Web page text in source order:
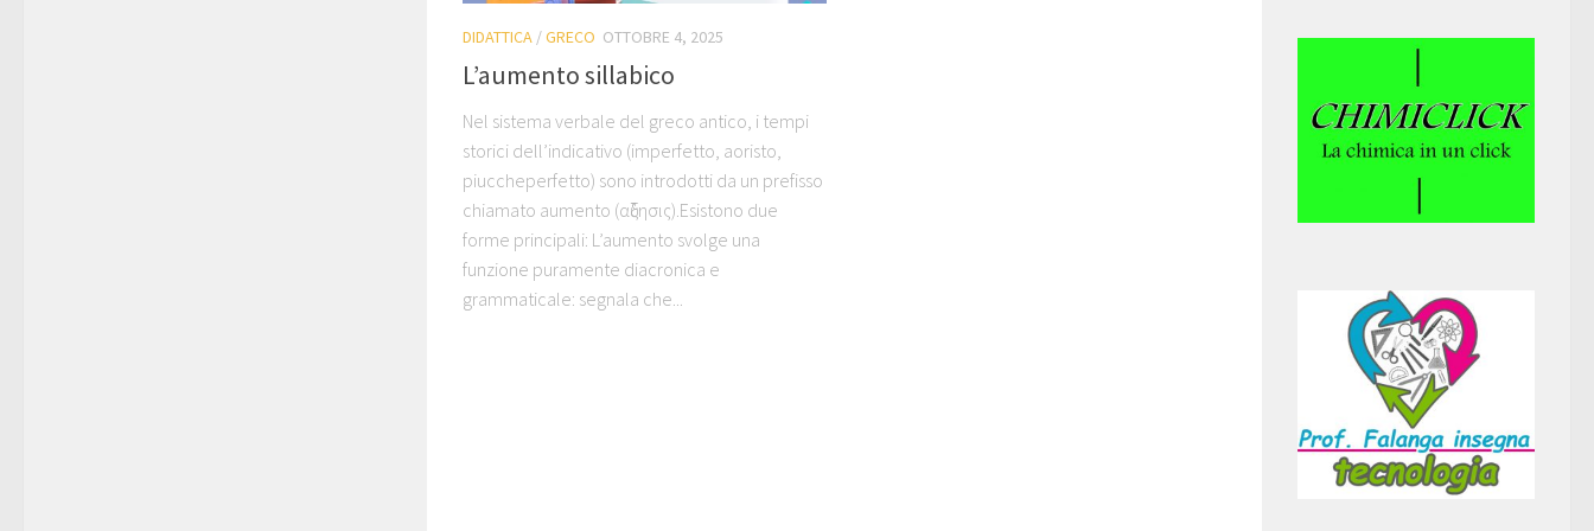
DIDATTICA /GRECO OTTOBRE 4, 2025
L’aumento sillabico
Nel sistema verbale del greco antico, i tempi
storici dell’indicativo (imperfetto, aoristo,
piuccheperfetto) sono introdotti da un prefisso
chiamato aumento (αὔξησις).Esistono due
forme principali: L’aumento svolge una
funzione puramente diacronica e
grammaticale: segnala che...